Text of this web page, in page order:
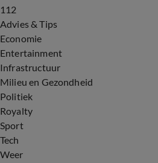
112
Advies & Tips
Economie
Entertainment
Infrastructuur
Milieu en Gezondheid
Politiek
Royalty
Sport
Tech
Weer